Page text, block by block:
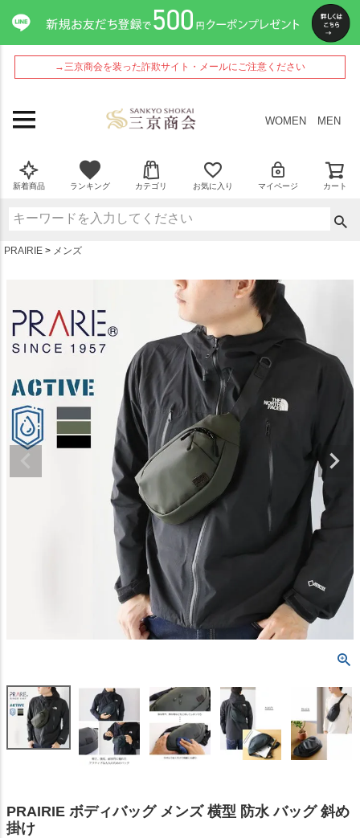
→三京商会を装った詐欺サイト・メールにご注意ください
WOMEN MEN
新着商品 ランキング カテゴリ お気に入り マイページ カート
PRAIRIE メンズ
PRAIRIE ボディバッグ メンズ 横型 防水 バッグ 斜め
掛け
ペー
ジト
ップ
へ